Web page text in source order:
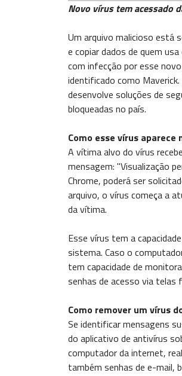
Novo vírus tem acessado
Um arquivo malicioso está
e copiar dados de quem
com infecção por esse
identificado como
desenvolve soluções de
bloqueadas no país.
Como esse vírus aparece
A vítima alvo do vírus
mensagem: "Visualização
Chrome, poderá ser
arquivo, o vírus começa a
da vítima.
Esse vírus tem a
sistema. Caso o
tem capacidade de
senhas de acesso via telas
Como remover um vírus
Se identificar mensagens
do aplicativo de antivírus
computador da internet,
também senhas de e-mail,